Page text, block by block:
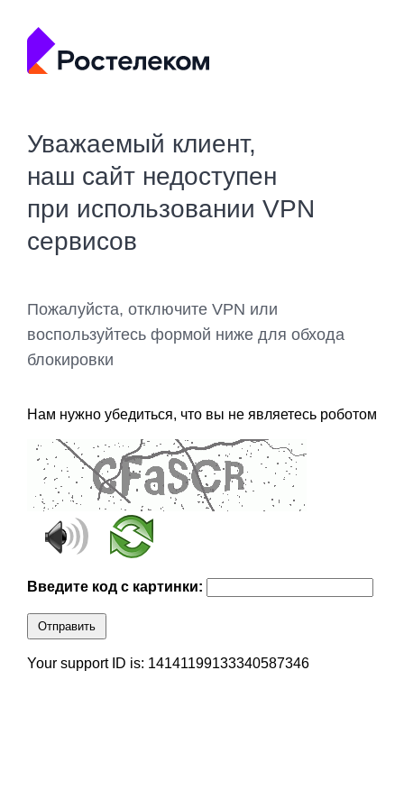
Уважаемый клиент,
наш сайт недоступен
при использовании VPN
сервисов
Пожалуйста, отключите VPN или
воспользуйтесь формой ниже для обхода
блокировки
Нам нужно убедиться, что вы не являетесь роботом
Введите код с картинки:
Отправить
Your support ID is: 14141199133340587346